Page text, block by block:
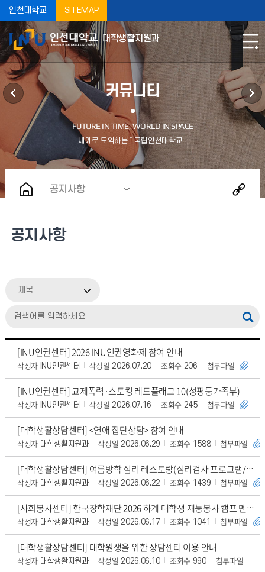
인천대학교 SITEMAP
대학생활지원과
커뮤니티
공지사항
공지사항
제목
[INU인권센터] 2026 INU인권영화제 참여 안내
작성자 INU인권센터 작성일 2026.07.20 조회수 206 첨부파일
[INU인권센터] 교제폭력·스토킹 레드플래그 10(성평등가족부)
작성자 INU인권센터 작성일 2026.07.16 조회수 245 첨부파일
[대학생활상담센터] <연애 집단상담> 참여 안내
작성자 대학생활지원과 작성일 2026.06.29 조회수 1588 첨부파일
[대학생활상담센터] 여름방학 심리 레스토랑(심리검사 프로그램/메타버스 해석상담) 안내
작성자 대학생활지원과 작성일 2026.06.22 조회수 1439 첨부파일
[사회봉사센터] 한국장학재단 2026 하계 대학생 재능봉사 캠프 멘토팀 모집(~6/23 2
작성자 대학생활지원과 작성일 2026.06.17 조회수 1041 첨부파일
[대학생활상담센터] 대학원생을 위한 상담센터 이용 안내
작성자 대학생활지원과 작성일 2026.06.10 조회수 990 첨부파일